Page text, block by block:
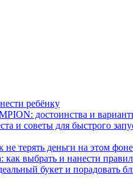
ребёнку
достоинства и
и советы для быстрого
не терять деньги на этом фоне
как выбрать и нанести
букет и порадовать